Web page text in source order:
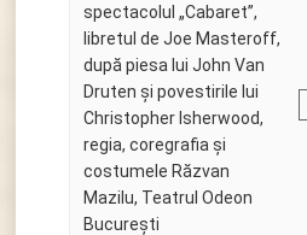
spectacolul „Cabaret”,
libretul de Joe Masteroff,
după piesa lui John Van
Druten și povestirile lui
Christopher Isherwood,
regia, coregrafia și
costumele Răzvan
Mazilu, Teatrul Odeon
Bucureşti